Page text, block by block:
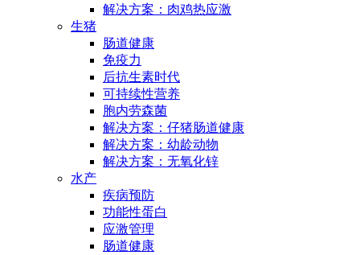
解决方案：肉鸡热应激
生猪
肠道健康
免疫力
后抗生素时代
可持续性营养
胞内劳森菌
解决方案：仔猪肠道健康
解决方案：幼龄动物
解决方案：无氧化锌
水产
疾病预防
功能性蛋白
应激管理
肠道健康